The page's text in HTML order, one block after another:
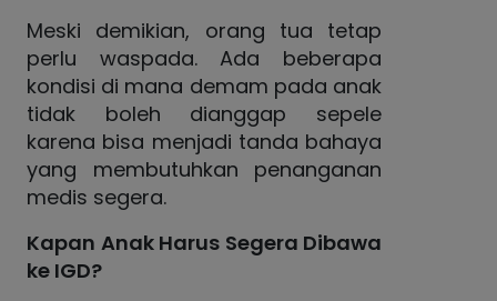
Meski demikian, orang tua tetap
perlu waspada. Ada beberapa
kondisi di mana demam pada anak
tidak boleh dianggap sepele
karena bisa menjadi tanda bahaya
yang membutuhkan penanganan
medis segera.
Kapan Anak Harus Segera Dibawa
ke IGD?